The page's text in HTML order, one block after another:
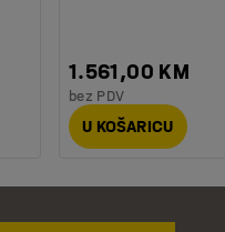
1.561,00 KM
bez PDV
U KOŠARICU